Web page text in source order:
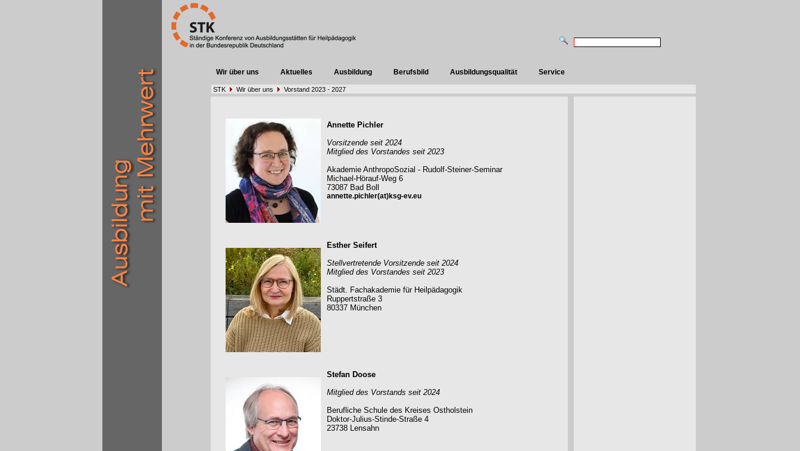
Wir über uns Aktuelles Ausbildung Berufsbild Ausbildungsqualität Service
STK Wir über uns Vorstand 2023 - 2027
Annette Pichler
Vorsitzende seit 2024
Mitglied des Vorstandes seit 2023
Akademie AnthropoSozial - Rudolf-Steiner-Seminar
Michael-Hörauf-Weg 6
73087 Bad Boll
annette.pichler(at)ksg-ev.eu
Esther Seifert
Stellvertretende Vorsitzende seit 2024
Mitglied des Vorstandes seit 2023
Städt. Fachakademie für Heilpädagogik
Ruppertstraße 3
80337 München
Stefan Doose
Mitglied des Vorstands seit 2024
Berufliche Schule des Kreises Ostholstein
Doktor-Julius-Stinde-Straße 4
23738 Lensahn